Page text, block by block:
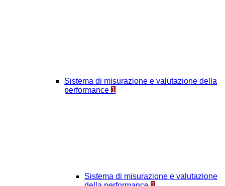
Sistema di misurazione e valutazione della
performance 1
Sistema di misurazione e valutazione